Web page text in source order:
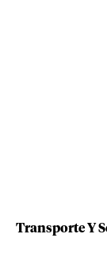
Transporte Y